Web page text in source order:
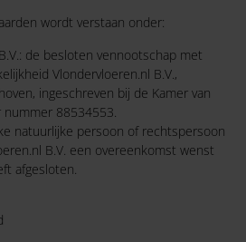
wordt verstaan onder:
de besloten vennootschap met
Vlondervloeren.nl B.V.,
ingeschreven bij de Kamer van
88534553.
natuurlijke persoon of rechtspersoon
B.V. een overeenkomst wenst
afgesloten.